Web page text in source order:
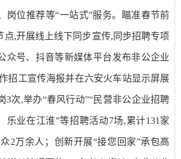
岗位推荐等“一站式”服务。瞄准春节前
点,开展线上线下同步宣传,同步招聘专项
众号、抖音等新媒体平台发布非公企业
招工宣传海报并在六安火车站显示屏展
3次,举办“春风行动”“民营非公企业招聘
乐业在江淮”等招聘活动7场,累计131家
2万余人；创新开展“接您回家”承包高